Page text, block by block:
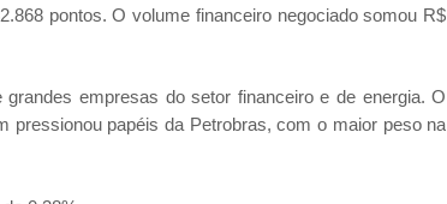
pontos. O volume financeiro negociado somou R$
empresas do setor financeiro e de energia. O
pressionou papéis da Petrobras, com o maior peso na